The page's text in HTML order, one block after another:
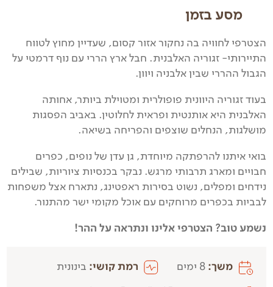
מסע בזמן
הצטרפי לחוויה בה נחקור אזור קסום, שעדיין מחוץ לטווח
התיירותי- זגוריה האלבנית. חבל ארץ הררי עם נוף דרמטי על
הגבול ההררי שבין אלבניה ויוון.
בעוד זגוריה היוונית פופולרית ומטוילת ביותר, אחותה
האלבנית היא אותנטית ופראית לחלוטין. באביב הפסגות
מושלגות, הנחלים שוצפים והפריחה בשיאה.
בואי איתנו להרפתקה מיוחדת, גן עדן של נופים, כפרים
חבויים ומארג תרבותי מרגש. נבקר בכנסיות ציוריות, שבילים
נידחים ומפלים, נשוט בסירות ראפטינג, נתארח אצל משפחות
לבביות בכפרים מרוחקים עם אוכל מקומי ישר מהתנור.
נשמע טוב? הצטרפי אלינו ונתראה על ההר!
משך: 8 ימים רמת קושי: בינונית